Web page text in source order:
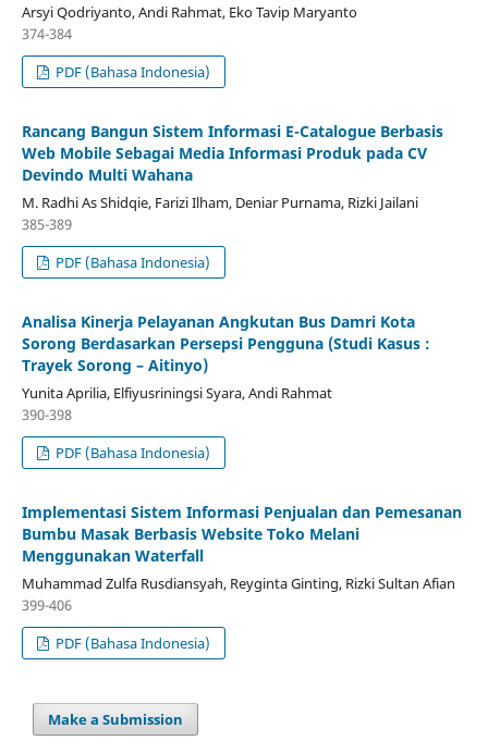
Arsyi Qodriyanto, Andi Rahmat, Eko Tavip Maryanto
374-384
PDF (Bahasa Indonesia)
Rancang Bangun Sistem Informasi E-Catalogue Berbasis
Web Mobile Sebagai Media Informasi Produk pada CV
Devindo Multi Wahana
M. Radhi As Shidqie, Farizi Ilham, Deniar Purnama, Rizki Jailani
385-389
PDF (Bahasa Indonesia)
Analisa Kinerja Pelayanan Angkutan Bus Damri Kota
Sorong Berdasarkan Persepsi Pengguna (Studi Kasus :
Trayek Sorong – Aitinyo)
Yunita Aprilia, Elfiyusriningsi Syara, Andi Rahmat
390-398
PDF (Bahasa Indonesia)
Implementasi Sistem Informasi Penjualan dan Pemesanan
Bumbu Masak Berbasis Website Toko Melani
Menggunakan Waterfall
Muhammad Zulfa Rusdiansyah, Reyginta Ginting, Rizki Sultan Afian
399-406
PDF (Bahasa Indonesia)
Make a Submission